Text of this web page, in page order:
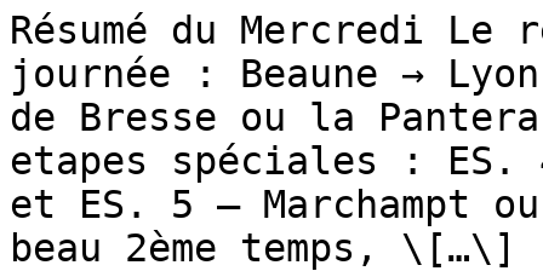
Résumé du Mercredi Le
journée : Beaune →
de Bresse ou la
etapes spéciales :
et ES. 5 – Marchampt
beau 2ème temps, \[…\]